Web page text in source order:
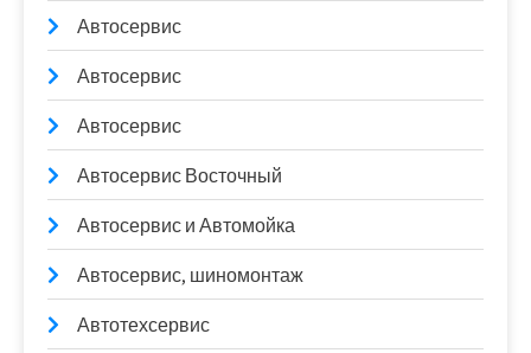
Автосервис
Автосервис
Автосервис
Автосервис Восточный
Автосервис и Автомойка
Автосервис, шиномонтаж
Автотехсервис